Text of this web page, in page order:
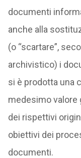
documenti
anche alla
(o “scartare”,
archivistico) i
si è prodotta una
medesimo valore
dei rispettivi
obiettivi dei
documenti.